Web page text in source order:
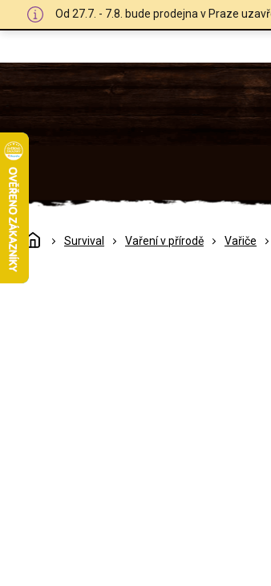
Od 27.7. - 7.8. bude prodejna v Praze
DomůSurvival Vaření v přírodě Vařiče